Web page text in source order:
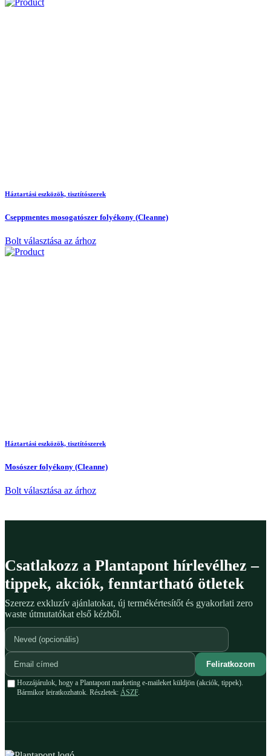
Háztartási eszközök, tisztítószerek
Cseppmentes mosogatószer folyékony (Cleanne)
Bolt választása az árhoz
Háztartási eszközök, tisztítószerek
Mosószer folyékony (Cleanne)
Bolt választása az árhoz
Csatlakozz a Plantapont hírlevélhez –
tippek, akciók, fenntartható ötletek
Szerezz exkluzív ajánlatokat, új termékértesítőt és gyakorlati zero
waste útmutatókat első kézből.
Feliratkozom
Hozzájárulok, hogy a Plantapont marketing e-maileket küldjön (akciók, tippek).
Bármikor leiratkozhatok. Részletek: ÁSZF.